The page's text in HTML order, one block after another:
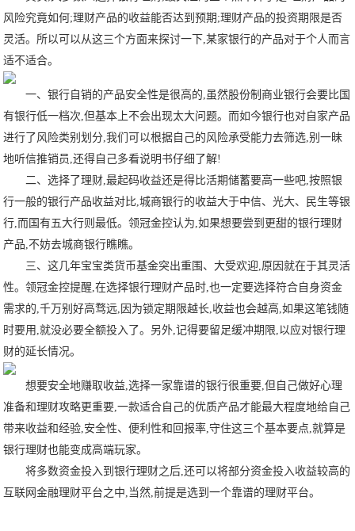
风险究竟如何;理财产品的收益能否达到预期;理财产品的投资期限是否
灵活。所以可以从这三个方面来探讨一下,某家银行的产品对于个人而言
适不适合。
一、银行自销的产品安全性是很高的,虽然股份制商业银行会要比国
有银行低一档次,但基本上不会出现太大问题。而如今银行也对自家产品
进行了风险类别划分,我们可以根据自己的风险承受能力去筛选,别一昧
地听信推销员,还得自己多看说明书仔细了解!
二、选择了理财,最起码收益还是得比活期储蓄要高一些吧,按照银
行一般的银行产品收益对比,城商银行的收益大于中信、光大、民生等银
行,而国有五大行则最低。领冠金控认为,如果想要尝到更甜的银行理财
产品,不妨去城商银行瞧瞧。
三、这几年宝宝类货币基金突出重围、大受欢迎,原因就在于其灵活
性。领冠金控提醒,在选择银行理财产品时,也一定要选择符合自身资金
需求的,千万别好高骛远,因为锁定期限越长,收益也会越高,如果这笔钱随
时要用,就没必要全额投入了。另外,记得要留足缓冲期限,以应对银行理
财的延长情况。
想要安全地赚取收益,选择一家靠谱的银行很重要,但自己做好心理
准备和理财攻略更重要,一款适合自己的优质产品才能最大程度地给自己
带来收益和经验,安全性、便利性和回报率,守住这三个基本要点,就算是
银行理财也能变成高端玩家。
将多数资金投入到银行理财之后,还可以将部分资金投入收益较高的
互联网金融理财平台之中,当然,前提是选到一个靠谱的理财平台。